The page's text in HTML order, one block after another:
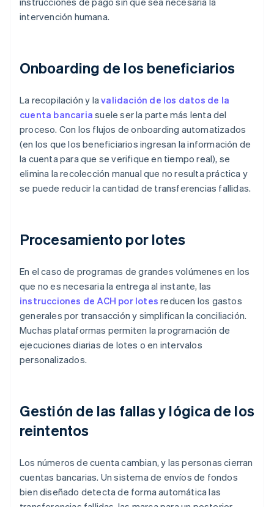
intervención humana.
Onboarding de los beneficiarios
La recopilación y lavalidación de los datos de la
cuenta bancaria suele ser la parte más lenta del
proceso. Con los flujos de onboarding automatizados
(en los que los beneficiarios ingresan la información de
la cuenta para que se verifique en tiempo real), se
elimina la recolección manual que no resulta práctica y
se puede reducir la cantidad de transferencias fallidas.
Procesamiento por lotes
En el caso de programas de grandes volúmenes en los
que no es necesaria la entrega al instante, las
instrucciones de ACH por lotes reducen los gastos
generales por transacción y simplifican la conciliación.
Muchas plataformas permiten la programación de
ejecuciones diarias de lotes o en intervalos
personalizados.
Gestión de las fallas y lógica de los
reintentos
Los números de cuenta cambian, y las personas cierran
cuentas bancarias. Un sistema de envíos de fondos
bien diseñado detecta de forma automática las